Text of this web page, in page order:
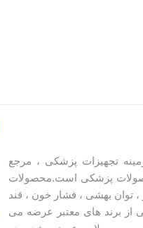
تجهیزات پزشکی ، مرجع
پزشکی است.محصولات
، توان بهشی ، فشار خون ، قند
برند های معتبر عرضه می